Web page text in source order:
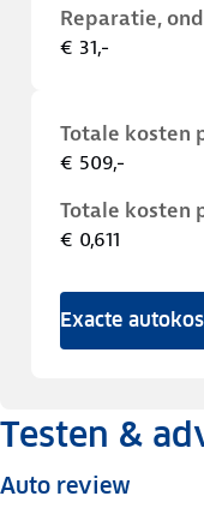
Reparatie,
€ 31,-
Totale kosten
€ 509,-
Totale kosten
€ 0,611
Exacte
Testen &
Auto review